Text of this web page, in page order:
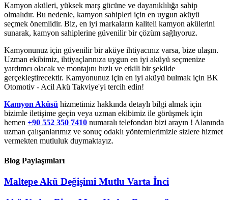
Kamyon aküleri, yüksek marş gücüne ve dayanıklılığa sahip
olmalıdır. Bu nedenle, kamyon sahipleri için en uygun aküyü
seçmek önemlidir. Biz, en iyi markaların kaliteli kamyon akülerini
sunarak, kamyon sahiplerine güvenilir bir çözüm sağlıyoruz.
Kamyonunuz için güvenilir bir aküye ihtiyacınız varsa, bize ulaşın.
Uzman ekibimiz, ihtiyaçlarınıza uygun en iyi aküyü seçmenize
yardımcı olacak ve montajını hızlı ve etkili bir şekilde
gerçekleştirecektir. Kamyonunuz için en iyi aküyü bulmak için BK
Otomotiv - Acil Akü Takviye'yi tercih edin!
Kamyon Aküsü hizmetimiz hakkında detaylı bilgi almak için
bizimle iletişime geçin veya uzman ekibimiz ile görüşmek için
hemen +90 552 350 7410 numaralı telefondan bizi arayın ! Alanında
uzman çalışanlarımız ve sonuç odaklı yöntemlerimizle sizlere hizmet
vermekten mutluluk duymaktayız.
Blog Paylaşımları
Maltepe Akü Değişimi Mutlu Varta İnci